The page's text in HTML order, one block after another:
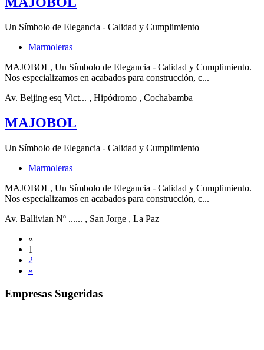
Un Símbolo de Elegancia - Calidad y Cumplimiento
Marmoleras
MAJOBOL, Un Símbolo de Elegancia - Calidad y Cumplimiento.
Nos especializamos en acabados para construcción, c...
Av. Beijing esq Vict... , Hipódromo , Cochabamba
MAJOBOL
Un Símbolo de Elegancia - Calidad y Cumplimiento
Marmoleras
MAJOBOL, Un Símbolo de Elegancia - Calidad y Cumplimiento.
Nos especializamos en acabados para construcción, c...
Av. Ballivian Nº ...... , San Jorge , La Paz
«
1
2
»
Empresas Sugeridas